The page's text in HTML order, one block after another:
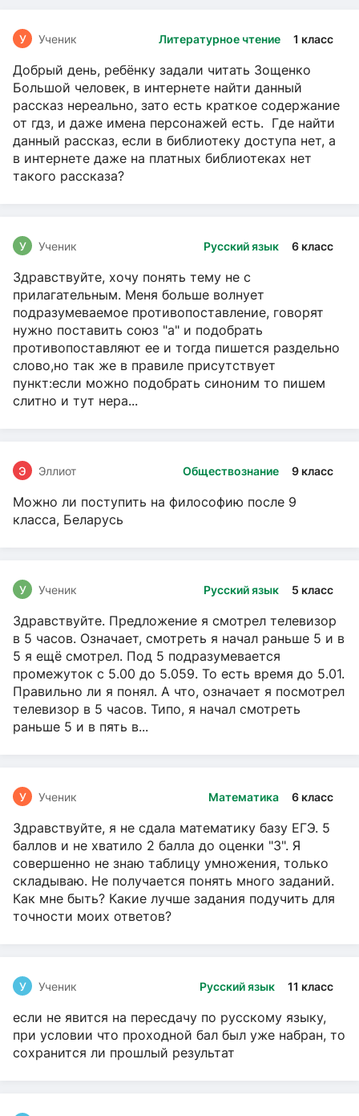
Литературное чтение 1 класс
У Ученик
Добрый день, ребёнку задали читать Зощенко
Большой человек, в интернете найти данный
рассказ нереально, зато есть краткое содержание
от гдз, и даже имена персонажей есть. Где найти
данный рассказ, если в библиотеку доступа нет, а
в интернете даже на платных библиотеках нет
такого рассказа?
Русский язык 6 класс
У Ученик
Здравствуйте, хочу понять тему не с
прилагательным. Меня больше волнует
подразумеваемое противопоставление, говорят
нужно поставить союз "а" и подобрать
противопоставляют ее и тогда пишется раздельно
слово,но так же в правиле присутствует
пункт:если можно подобрать синоним то пишем
слитно и тут нера...
Обществознание 9 класс
Э Эллиот
Можно ли поступить на философию после 9
класса, Беларусь
Русский язык 5 класс
У Ученик
Здравствуйте. Предложение я смотрел телевизор
в 5 часов. Означает, смотреть я начал раньше 5 и в
5 я ещё смотрел. Под 5 подразумевается
промежуток с 5.00 до 5.059. То есть время до 5.01.
Правильно ли я понял. А что, означает я посмотрел
телевизор в 5 часов. Типо, я начал смотреть
раньше 5 и в пять в...
Математика 6 класс
У Ученик
Здравствуйте, я не сдала математику базу ЕГЭ. 5
баллов и не хватило 2 балла до оценки "3". Я
совершенно не знаю таблицу умножения, только
складываю. Не получается понять много заданий.
Как мне быть? Какие лучше задания подучить для
точности моих ответов?
Русский язык 11 класс
У Ученик
если не явится на пересдачу по русскому языку,
при условии что проходной бал был уже набран, то
сохранится ли прошлый результат